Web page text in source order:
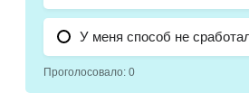
У меня способ не
Проголосовало: 0